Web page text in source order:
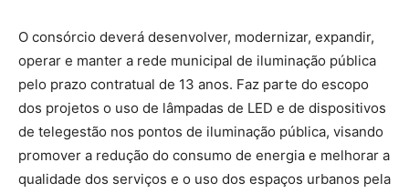
O consórcio deverá desenvolver, modernizar, expandir,
operar e manter a rede municipal de iluminação pública
pelo prazo contratual de 13 anos. Faz parte do escopo
dos projetos o uso de lâmpadas de LED e de dispositivos
de telegestão nos pontos de iluminação pública, visando
promover a redução do consumo de energia e melhorar a
qualidade dos serviços e o uso dos espaços urbanos pela